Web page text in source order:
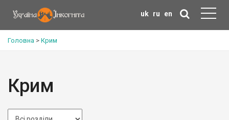
uk ru en
Головна > Крим
Крим